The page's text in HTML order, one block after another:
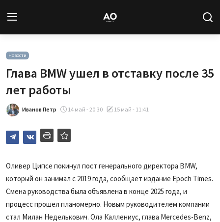
Статьи
Авторы
База знаний
Подписка
Новости
Глава BMW ушел в отставку после 35
лет работы
Иванов Петр 14 май - 20:30 15 май - 11:41
Оливер Ципсе покинул пост генерального директора BMW,
который он занимал с 2019 года, сообщает издание Epoch Times.
Смена руководства была объявлена в конце 2025 года, и
процесс прошел планомерно. Новым руководителем компании
стал Милан Неделькович. Ола Каллениус, глава Mercedes-Benz,